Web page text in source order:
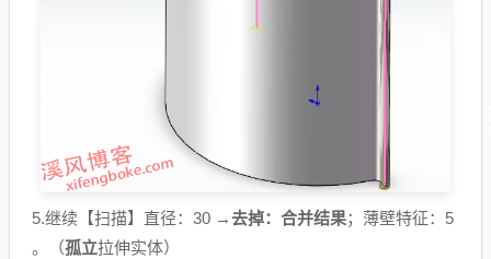
5.继续【扫描】直径：30 →去掉：合并结果；薄壁特征：5
。（孤立拉伸实体）